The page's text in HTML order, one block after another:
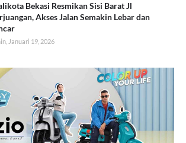
Bekasi Resmikan Sisi Barat Jl
Akses Jalan Semakin Lebar dan
Januari 19, 2026